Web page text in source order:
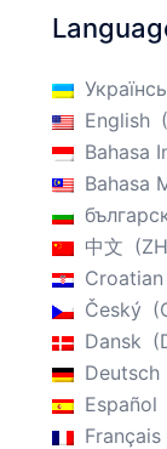
English
Bahasa
Bahasa
中文
ZH
Croatian
Český
Dansk
Deutsch
Español
Français